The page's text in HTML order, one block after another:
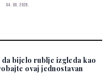
04. 08. 2026.
da bijelo rublje izgleda kao
ovaj jednostavan